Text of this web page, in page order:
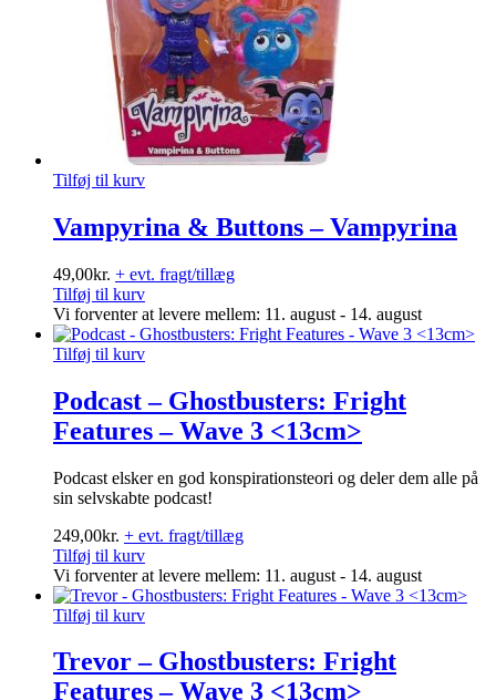
Tilføj til kurv
Vampyrina & Buttons – Vampyrina
49,00kr. + evt. fragt/tillæg
Tilføj til kurv
Vi forventer at levere mellem: 11. august - 14. august
Tilføj til kurv
Podcast – Ghostbusters: Fright
Features – Wave 3 <13cm>
Podcast elsker en god konspirationsteori og deler dem alle på
sin selvskabte podcast!
249,00kr. + evt. fragt/tillæg
Tilføj til kurv
Vi forventer at levere mellem: 11. august - 14. august
Tilføj til kurv
Trevor – Ghostbusters: Fright
Features – Wave 3 <13cm>